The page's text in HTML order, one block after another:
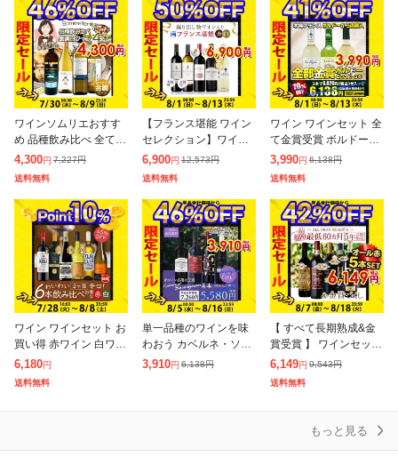
ワインソムリエおすす
め 品種飲み比べ 全て金
賞!厳選白ワイン4本セ
ット 辛口 白ワイン ワ
インセット ソムリエ厳
選
4,300円 7,227円
送料無料
【フランス堪能 ワイン
セレクション】ワイン
ワインセット ボルドー
南西フランス ラングド
ック 赤白ワイン 5本セ
ット 金賞 メ
6,900円 12,573円
送料無料
ワイン ワインセット 全
て金賞受賞 ボルドー白
ワイン 3本セット 送料
無料 一部除外 フランス
ワイン ボルドーワイン
白ワイン
3,990円 6,138円
送料無料
ワイン ワインセット お
買い得 赤ワイン 白ワイ
ン わいわい楽しめる 送
料無料 一部除外 辛口 6
本 飲み比べ ワイン 白
6,180円
送料無料
単一品種のワインを味
わおう カベルネ・ソー
ヴィニヨン 赤ワイン 4
3,910円 6,138円
【 すべて長期熟成&金
賞受賞 】 ワインセット
すべてスペイン産 赤ワ
イン グランレゼルバ 5
本セット 送料無料 一部
6,149円 9,543円
送料無料
もっと見る